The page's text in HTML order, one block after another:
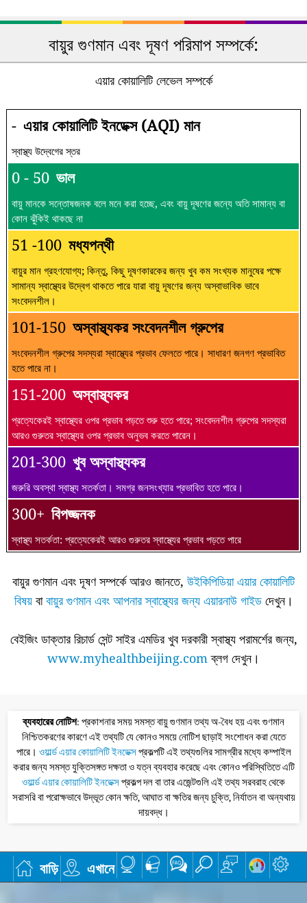
বায়ুর গুণমান এবং দূষণ পরিমাপ সম্পর্কে:
এয়ার কোয়ালিটি লেভেল সম্পর্কে
- এয়ার কোয়ালিটি ইনডেক্স (AQI) মান
স্বাস্থ্য উদ্বেগের স্তর
0 - 50 ভাল
বায়ু মানকে সন্তোষজনক বলে মনে করা হচ্ছে, এবং বায়ু দূষণের জন্যে অতি সামান্য বা
কোন ঝুঁকিই থাকছে না
51 -100 মধ্যপন্থী
বায়ুর মান গ্রহণযোগ্য; কিন্তু, কিছু দূষণকারকের জন্য খুব কম সংখ্যক মানুষের পক্ষে
সামান্য স্বাস্থ্যের উদ্বেগ থাকতে পারে যারা বায়ু দূষণের জন্য অস্বাভাবিক ভাবে
সংবেদনশীল।
101-150 অস্বাস্থ্যকর সংবেদনশীল গ্রুপের
সংবেদনশীল গ্রুপের সদস্যরা স্বাস্থ্যের প্রভাব ফেলতে পারে। সাধারণ জনগণ প্রভাবিত
হতে পারে না।
151-200 অস্বাস্থ্যকর
প্রত্যেকেরই স্বাস্থ্যের ওপর প্রভাব পড়তে শুরু হতে পারে; সংবেদনশীল গ্রুপের সদস্যরা
আরও গুরুতর স্বাস্থ্যের ওপর প্রভাব অনুভব করতে পারেন।
201-300 খুব অস্বাস্থ্যকর
জরুরি অবস্থা স্বাস্থ্য সতর্কতা। সমগ্র জনসংখ্যার প্রভাবিত হতে পারে।
300+ বিপজ্জনক
স্বাস্থ্য সতর্কতা: প্রত্যেকেরই আরও গুরুতর স্বাস্থ্যের প্রভাব পড়তে পারে
বায়ুর গুণমান এবং দূষণ সম্পর্কে আরও জানতে, উইকিপিডিয়া এয়ার কোয়ালিটি
বিষয়বাবায়ুর গুণমান এবং আপনার স্বাস্থ্যের জন্য এয়ারনাউ গাইডদেখুন।
বেইজিং ডাক্তার রিচার্ড সেন্ট সাইর এমডির খুব দরকারী স্বাস্থ্য পরামর্শের জন্য,
www.myhealthbeijing.comব্লগ দেখুন।
ব্যবহারের নোটিশ: প্রকাশনার সময় সমস্ত বায়ু গুণমান তথ্য অ-বৈধ হয় এবং গুণমান
নিশ্চিতকরণের কারণে এই তথ্যটি যে কোনও সময়ে নোটিশ ছাড়াই সংশোধন করা যেতে
পারে। ওয়ার্ল্ড এয়ার কোয়ালিটি ইনডেক্সপ্রকল্পটি এই তথ্যগুলির সামগ্রীর মধ্যে কম্পাইল
করার জন্য সমস্ত যুক্তিসঙ্গত দক্ষতা ও যত্ন ব্যবহার করেছে এবং কোনও পরিস্থিতিতে এটি
ওয়ার্ল্ড এয়ার কোয়ালিটি ইনডেক্সপ্রকল্প দল বা তার এজেন্টগুলি এই তথ্য সরবরাহ থেকে
সরাসরি বা পরোক্ষভাবে উদ্ভূত কোন ক্ষতি, আঘাত বা ক্ষতির জন্য চুক্তি, নির্যাতন বা অন্যথায়
দায়বদ্ধ।
বাড়ি এখানে